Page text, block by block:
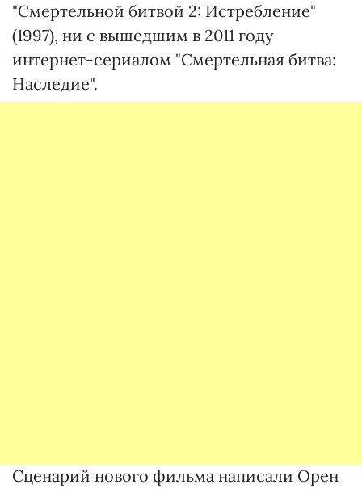
"Смертельной битвой 2: Истребление"
(1997), ни с вышедшим в 2011 году
интернет-сериалом "Смертельная битва:
Наследие".
Сценарий нового фильма написали Орен